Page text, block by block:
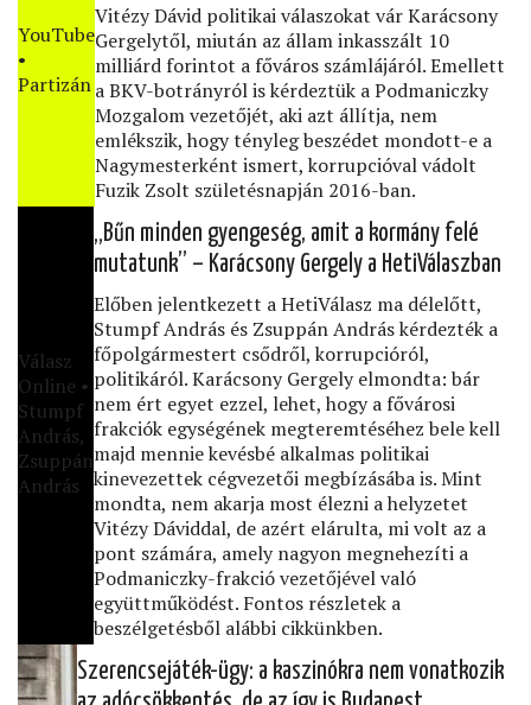
YouTube
•
Partizán
Vitézy Dávid politikai válaszokat vár Karácsony
Gergelytől, miután az állam inkasszált 10
milliárd forintot a főváros számlájáról. Emellett
a BKV-botrányról is kérdeztük a Podmaniczky
Mozgalom vezetőjét, aki azt állítja, nem
emlékszik, hogy tényleg beszédet mondott-e a
Nagymesterként ismert, korrupcióval vádolt
Fuzik Zsolt születésnapján 2016-ban.
Válasz
Online •
Stumpf
András,
Zsuppán
András
„Bűn minden gyengeség, amit a kormány felé
mutatunk” – Karácsony Gergely a HetiVálaszban
Előben jelentkezett a HetiVálasz ma délelőtt,
Stumpf András és Zsuppán András kérdezték a
főpolgármestert csődről, korrupcióról,
politikáról. Karácsony Gergely elmondta: bár
nem ért egyet ezzel, lehet, hogy a fővárosi
frakciók egységének megteremtéséhez bele kell
majd mennie kevésbé alkalmas politikai
kinevezettek cégvezetői megbízásába is. Mint
mondta, nem akarja most élezni a helyzetet
Vitézy Dáviddal, de azért elárulta, mi volt az a
pont számára, amely nagyon megnehezíti a
Podmaniczky-frakció vezetőjével való
együttműködést. Fontos részletek a
beszélgetésből alábbi cikkünkben.
Szerencsejáték-ügy: a kaszinókra nem vonatkozik